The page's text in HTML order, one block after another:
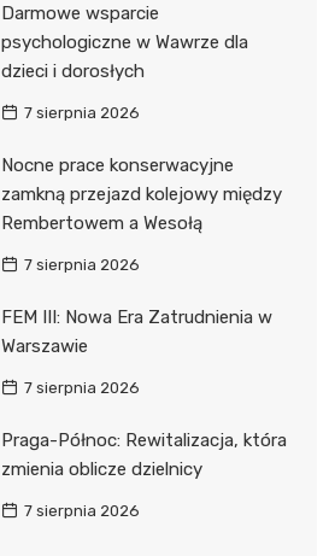
Darmowe wsparcie
psychologiczne w Wawrze dla
dzieci i dorosłych
7 sierpnia 2026
Nocne prace konserwacyjne
zamkną przejazd kolejowy między
Rembertowem a Wesołą
7 sierpnia 2026
FEM III: Nowa Era Zatrudnienia w
Warszawie
7 sierpnia 2026
Praga-Północ: Rewitalizacja, która
zmienia oblicze dzielnicy
7 sierpnia 2026